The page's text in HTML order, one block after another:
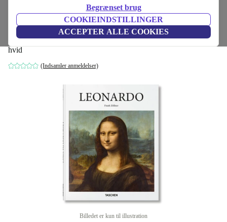
Begrænset brug
COOKIEINDSTILLINGER
ACCEPTER ALLE COOKIES
Husholdning Møbler
Leonardo bog
hvid
(Indsamler anmeldelser)
Billedet er kun til illustration